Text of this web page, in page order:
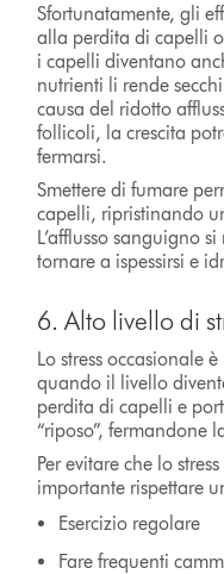
Sfortunatamente, gli
alla perdita di capelli
i capelli diventano
nutrienti li rende
causa del ridotto
follicoli, la crescita
fermarsi.
Smettere di fumare
capelli, ripristinando
L’afflusso sanguigno
tornare a ispessirsi e
6. Alto livello di
Lo stress occasionale
quando il livello
perdita di capelli e
“riposo”, fermandone
Per evitare che lo
importante rispettare
Esercizio regolare
Fare frequenti